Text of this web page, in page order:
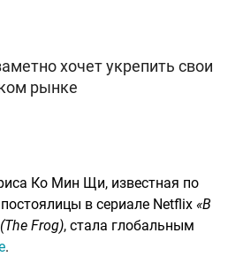
хочет укрепить свои
рынке
Ко Мин Щи, известная по
в сериале Netflix «В
(The Frog), стала глобальным
.